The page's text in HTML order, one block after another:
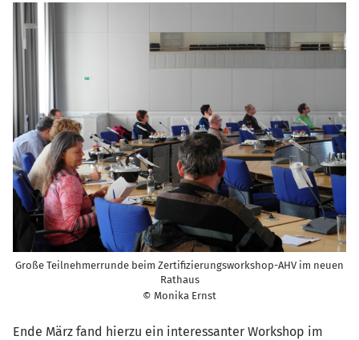
Große Teilnehmerrunde beim Zertifizierungsworkshop-AHV im neuen
Rathaus
© Monika Ernst
Ende März fand hierzu ein interessanter Workshop im